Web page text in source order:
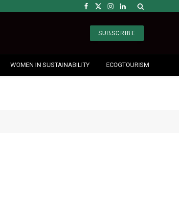
Facebook
X
Instagram
LinkedIn
SUBSCRIBE
WOMEN IN SUSTAINABILITY ECOGTOURISM